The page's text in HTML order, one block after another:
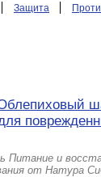
Защита
Питание и
от Натура